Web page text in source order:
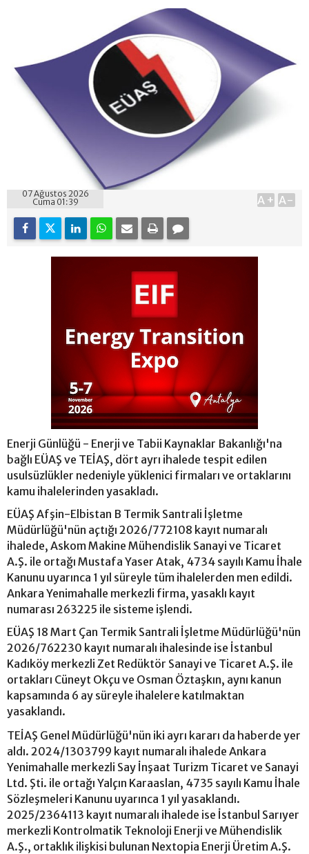
07 Ağustos 2026
Cuma 01:39
A+ A-
Enerji Günlüğü - Enerji ve Tabii Kaynaklar Bakanlığı'na
bağlı EÜAŞ ve TEİAŞ, dört ayrı ihalede tespit edilen
usulsüzlükler nedeniyle yüklenici firmaları ve ortaklarını
kamu ihalelerinden yasakladı.
EÜAŞ Afşin-Elbistan B Termik Santrali İşletme
Müdürlüğü'nün açtığı 2026/772108 kayıt numaralı
ihalede, Askom Makine Mühendislik Sanayi ve Ticaret
A.Ş. ile ortağı Mustafa Yaser Atak, 4734 sayılı Kamu İhale
Kanunu uyarınca 1 yıl süreyle tüm ihalelerden men edildi.
Ankara Yenimahalle merkezli firma, yasaklı kayıt
numarası 263225 ile sisteme işlendi.
EÜAŞ 18 Mart Çan Termik Santrali İşletme Müdürlüğü'nün
2026/762230 kayıt numaralı ihalesinde ise İstanbul
Kadıköy merkezli Zet Redüktör Sanayi ve Ticaret A.Ş. ile
ortakları Cüneyt Okçu ve Osman Öztaşkın, aynı kanun
kapsamında 6 ay süreyle ihalelere katılmaktan
yasaklandı.
TEİAŞ Genel Müdürlüğü'nün iki ayrı kararı da haberde yer
aldı. 2024/1303799 kayıt numaralı ihalede Ankara
Yenimahalle merkezli Say İnşaat Turizm Ticaret ve Sanayi
Ltd. Şti. ile ortağı Yalçın Karaaslan, 4735 sayılı Kamu İhale
Sözleşmeleri Kanunu uyarınca 1 yıl yasaklandı.
2025/2364113 kayıt numaralı ihalede ise İstanbul Sarıyer
merkezli Kontrolmatik Teknoloji Enerji ve Mühendislik
A.Ş., ortaklık ilişkisi bulunan Nextopia Enerji Üretim A.Ş.